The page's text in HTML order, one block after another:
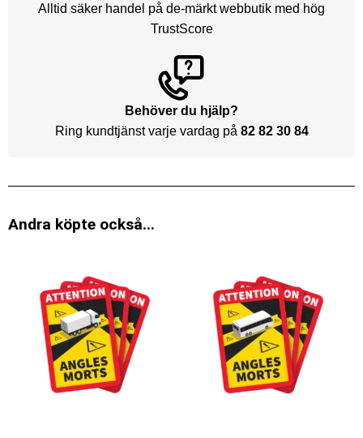
Alltid säker handel på de-märkt webbutik med hög
TrustScore
Behöver du hjälp?
Ring kundtjänst varje vardag på 82 82 30 84
Andra köpte också...